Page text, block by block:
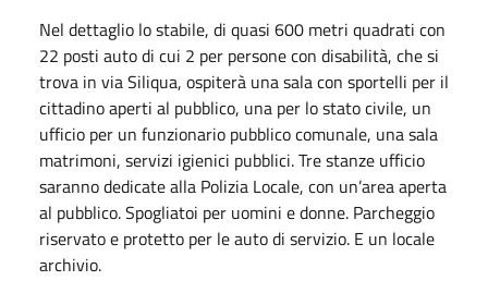
Nel dettaglio lo stabile, di quasi 600 metri quadrati con
22 posti auto di cui 2 per persone con disabilità, che si
trova in via Siliqua, ospiterà una sala con sportelli per il
cittadino aperti al pubblico, una per lo stato civile, un
ufficio per un funzionario pubblico comunale, una sala
matrimoni, servizi igienici pubblici. Tre stanze ufficio
saranno dedicate alla Polizia Locale, con un’area aperta
al pubblico. Spogliatoi per uomini e donne. Parcheggio
riservato e protetto per le auto di servizio. E un locale
archivio.